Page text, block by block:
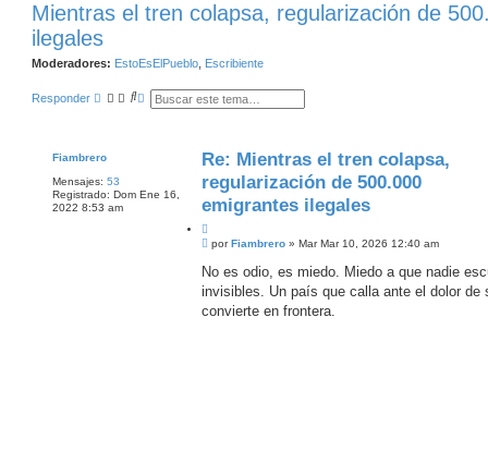
Mientras el tren colapsa, regularización de
ilegales
Moderadores: EstoEsElPueblo Escribiente
Responder
B B
A
Fiambrero
Mensajes: 53
Registrado: Dom Ene 16,
2022 8:53 am
Re: Mientras el tren colapsa,
regularización de 500.000
emigrantes ilegales
C
i
a
r
M
n
a
j
porFiambrero» Mar Mar 10, 2026 12:40 am
No es odio, es miedo. Miedo a que nadie
invisibles. Un país que calla ante el dolor de
convierte en frontera.